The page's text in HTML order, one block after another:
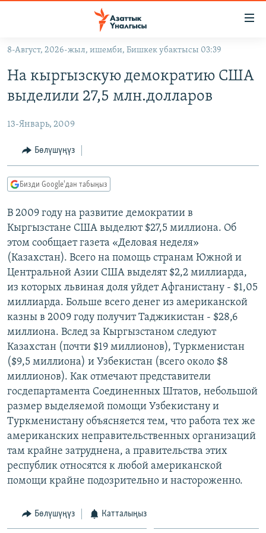
Навигацияга
өтүңүз
салыңыз
КЫРГЫЗСТАН
САЯСАТ
ЭКОНОМИКА
ДҮЙНӨ
ДҮЙНӨ
БОРБОР АЗИЯ
УКРАИНА
АТАЙЫН ИЛИКТӨӨ
БҮГҮН АЗАТТЫКТА
ЭКСПЕРТТЕР ТАЛДАЙТ
БИЗ ЖАНА ДҮЙНӨ
ДАНИСТЕ
ЭЖЕ-СИҢДИЛЕР
АЗАТТЫК+
ЫҢГАЙСЫЗ СУРООЛОР
ПОДКАСТ
ӨЗГӨЧӨ ПИКИР
Русский
ОНЛАЙН ШЕРИНЕ
ЭЕ/АРнун бардык сайттары
8-Август, 2026-жыл, ишемби, Бишкек убактысы 03:39
На кыргызскую демократию США
выделили 27,5 млн.долларов
13-Январь, 2009
Бөлүшүңүз
Бизди Google'дан табыңыз
В 2009 году на развитие демократии в
Кыргызстане США выделют $27,5 миллиона. Об
этом сообщает газета «Деловая неделя»
(Казахстан). Всего на помощь странам Южной и
Центральной Азии США выделят $2,2 миллиарда,
из которых львиная доля уйдет Афганистану - $1,05
миллиарда. Больше всего денег из американской
казны в 2009 году получит Таджикистан - $28,6
миллиона. Вслед за Кыргызстаном следуют
Казахстан (почти $19 миллионов), Туркменистан
($9,5 миллиона) и Узбекистан (всего около $8
миллионов). Как отмечают представители
госдепартамента Соединенных Штатов, небольшой
размер выделяемой помощи Узбекистану и
Туркменистану объясняется тем, что работа тех же
американских неправительственных организаций
там крайне затруднена, а правительства этих
республик относятся к любой американской
помощи крайне подозрительно и настороженно.
Бөлүшүңүз Катталыңыз